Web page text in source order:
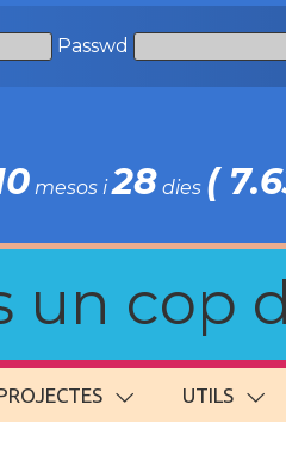
Passwd
mesos i28 dies (
un cop
UTILS